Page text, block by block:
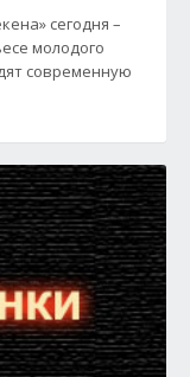
сегодня –
молодого
современную